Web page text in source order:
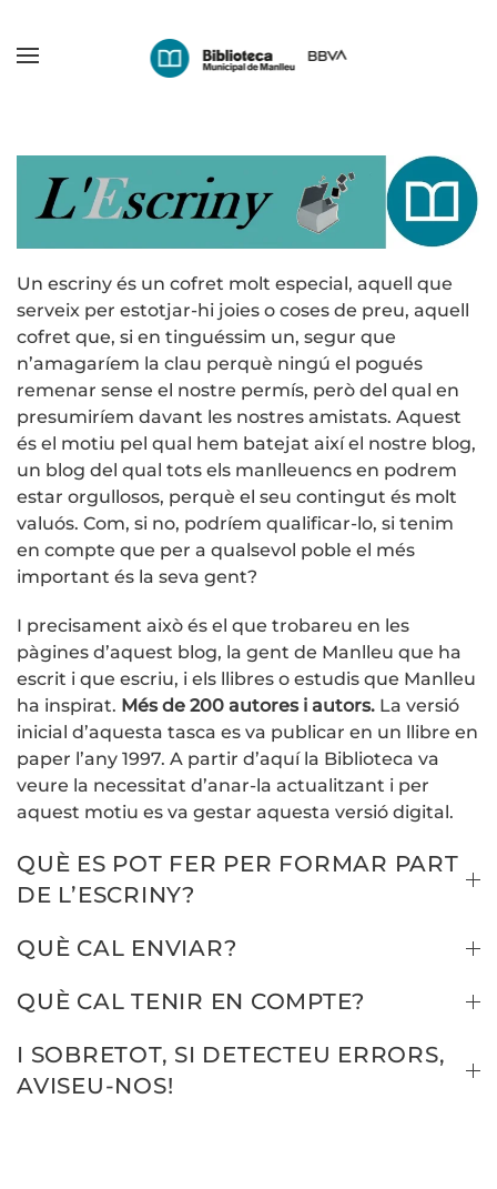
Un escriny és un cofret molt especial, aquell que
serveix per estotjar-hi joies o coses de preu, aquell
cofret que, si en tinguéssim un, segur que
n’amagaríem la clau perquè ningú el pogués
remenar sense el nostre permís, però del qual en
presumiríem davant les nostres amistats. Aquest
és el motiu pel qual hem batejat així el nostre blog,
un blog del qual tots els manlleuencs en podrem
estar orgullosos, perquè el seu contingut és molt
valuós. Com, si no, podríem qualificar-lo, si tenim
en compte que per a qualsevol poble el més
important és la seva gent?
I precisament això és el que trobareu en les
pàgines d’aquest blog, la gent de Manlleu que ha
escrit i que escriu, i els llibres o estudis que Manlleu
ha inspirat. Més de 200 autores i autors. La versió
inicial d’aquesta tasca es va publicar en un llibre en
paper l’any 1997. A partir d’aquí la Biblioteca va
veure la necessitat d’anar-la actualitzant i per
aquest motiu es va gestar aquesta versió digital.
QUÈ ES POT FER PER FORMAR PART
DE L’ESCRINY?
QUÈ CAL ENVIAR?
QUÈ CAL TENIR EN COMPTE?
I SOBRETOT, SI DETECTEU ERRORS,
AVISEU-NOS!